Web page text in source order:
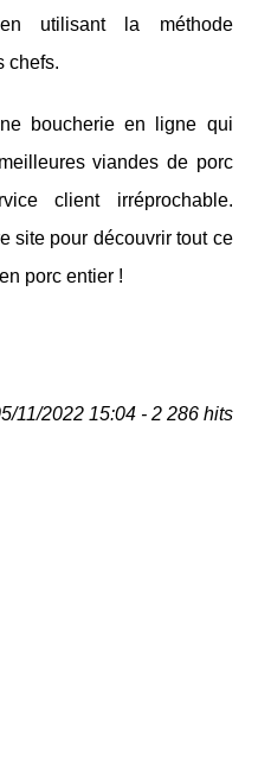
utilisant la méthode
chefs.
boucherie en ligne qui
viandes de porc
client irréprochable.
site pour découvrir tout ce
porc entier !
11/2022 15:04 - 2 286 hits